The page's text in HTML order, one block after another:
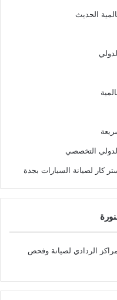
الحديث
التخصصي
كار لصيانة السيارات بجدة
الردادي لصيانة وفحص